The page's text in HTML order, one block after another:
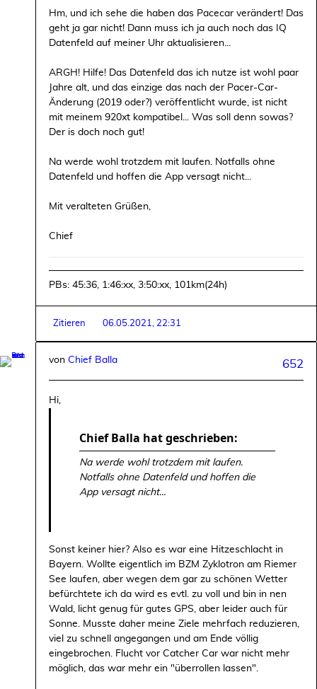
Hm, und ich sehe die haben das Pacecar verändert! Das
geht ja gar nicht! Dann muss ich ja auch noch das IQ
Datenfeld auf meiner Uhr aktualisieren...
ARGH! Hilfe! Das Datenfeld das ich nutze ist wohl paar
Jahre alt, und das einzige das nach der Pacer-Car-
Änderung (2019 oder?) veröffentlicht wurde, ist nicht
mit meinem 920xt kompatibel... Was soll denn sowas?
Der is doch noch gut!
Na werde wohl trotzdem mit laufen. Notfalls ohne
Datenfeld und hoffen die App versagt nicht...
Mit veralteten Grüßen,
Chief
PBs: 45:36, 1:46:xx, 3:50:xx, 101km(24h)
Zitieren 06.05.2021, 22:31
652
von Chief Balla
Hi,
Chief Balla hat geschrieben:
Na werde wohl trotzdem mit laufen.
Notfalls ohne Datenfeld und hoffen die
App versagt nicht...
Sonst keiner hier? Also es war eine Hitzeschlacht in
Bayern. Wollte eigentlich im BZM Zyklotron am Riemer
See laufen, aber wegen dem gar zu schönen Wetter
befürchtete ich da wird es evtl. zu voll und bin in nen
Wald, licht genug für gutes GPS, aber leider auch für
Sonne. Musste daher meine Ziele mehrfach reduzieren,
viel zu schnell angegangen und am Ende völlig
eingebrochen. Flucht vor Catcher Car war nicht mehr
möglich, das war mehr ein "überrollen lassen".